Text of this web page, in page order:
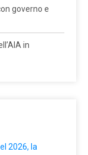
governo e
in
2026, la